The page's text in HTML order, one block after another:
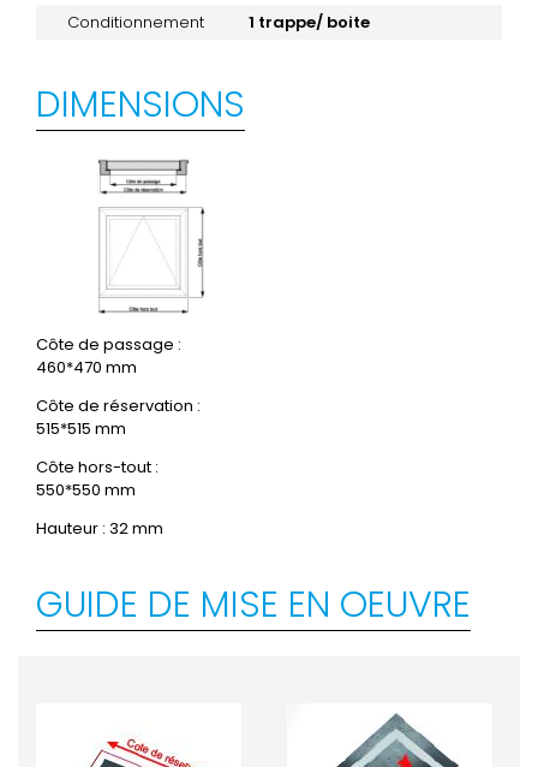
Conditionnement
1 trappe/ boite
DIMENSIONS
Côte de passage :
460*470 mm
Côte de réservation :
515*515 mm
Côte hors-tout :
550*550 mm
Hauteur : 32 mm
GUIDE DE MISE EN OEUVRE